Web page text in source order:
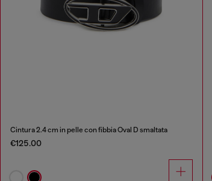
Cintura 2.4 cm in pelle con fibbia Oval D smaltata
€125.00